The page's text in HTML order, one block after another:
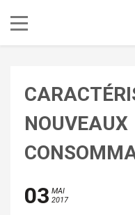
NOUVEAUX
03 MAI
2017